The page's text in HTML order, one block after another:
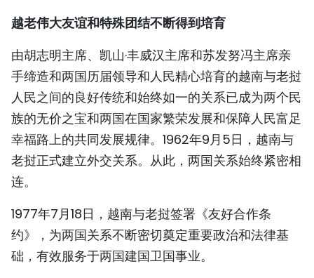
TIẾNG VIỆT
ENGLISH
FRANÇAIS
ESPAÑOL
越老伟大友谊和特殊团结不断得到培育
由胡志明主席、凯山·丰威汉主席和苏发努冯主席亲
手缔造和两国历届领导和人民精心培育的越南与老挝
人民之间的良好传统和始终如一的关系已成为两个民
族的无价之宝和两国在国家繁荣发展和保障人民富足
幸福路上的共同发展规律。1962年9月5日，越南与
老挝正式建立外交关系。从此，两国关系始终紧密相
连。
1977年7月18日，越南与老挝签署《友好合作条
约》，为两国关系不断密切奠定重要政治和法律基
础，有效服务于两国建国卫国事业。